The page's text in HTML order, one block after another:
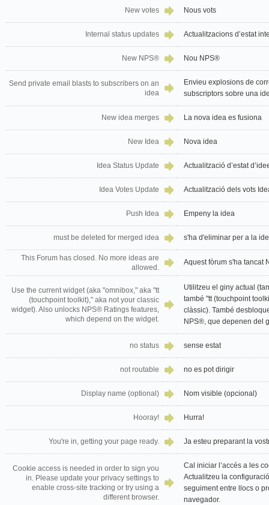
New votes Nous vots
Internal status updates Actualitzacions d’estat
New NPS® Nou NPS®
Send private email blasts to subscribers on an
idea
Envieu explosions de
subscriptors sobre una
New idea merges La nova idea es fusiona
New Idea Nova idea
Idea Status Update Actualització d’estat
Idea Votes Update Actualització dels vots
Push Idea Empeny la idea
must be deleted for merged idea s'ha d'eliminar per a la
This Forum has closed. No more ideas are
allowed.
Aquest fòrum s'ha tancat
Use the current widget (aka "omnibox," aka "tt
(touchpoint toolkit)," aka not your classic
widget). Also unlocks NPS® Ratings features,
which depend on the widget.
Utilitzeu el giny actual
també "tt (touchpoint
clàssic). També
NPS®, que depenen del
no status sense estat
not routable no es pot dirigir
Display name (optional) Nom visible (opcional)
Hooray! Hurra!
You're in, getting your page ready. Ja esteu preparant la
Cookie access is needed in order to sign you
in. Please update your privacy settings to
enable cross-site tracking or try using a
different browser.
Cal iniciar l’accés a les
Actualitzeu la
seguiment entre llocs o
navegador.